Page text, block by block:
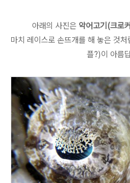
아래의 사진은 악어고기(크로
마치 레이스로 손뜨개를 해 놓은 것
플?)이 아름